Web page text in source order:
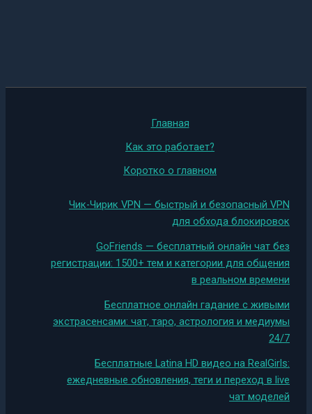
Главная
Как это работает?
Коротко о главном
Чик-Чирик VPN — быстрый и безопасный VPN
для обхода блокировок
GoFriends — бесплатный онлайн чат без
регистрации: 1500+ тем и категории для общения
в реальном времени
Бесплатное онлайн гадание с живыми
экстрасенсами: чат, таро, астрология и медиумы
24/7
Бесплатные Latina HD видео на RealGirls:
ежедневные обновления, теги и переход в live
чат моделей